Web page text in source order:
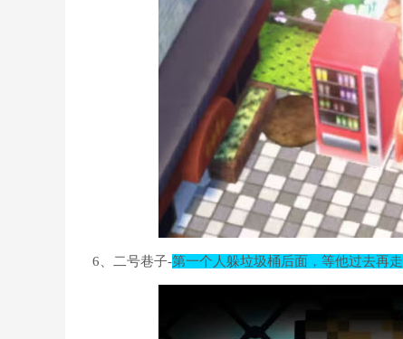
6、二号巷子-第一个人躲垃圾桶后面，等他过去再走